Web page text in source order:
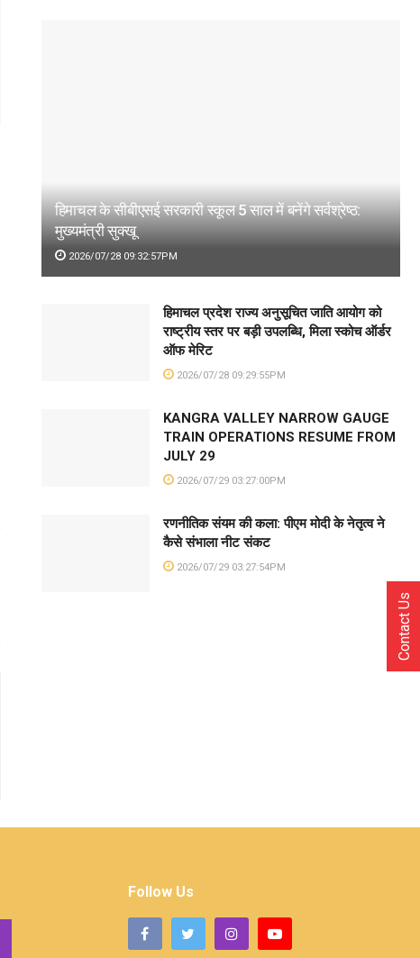
हिमाचल के सीबीएसई सरकारी स्कूल 5 साल में बनेंगे सर्वश्रेष्ठ:
मुख्यमंत्री सुक्खू
2026/07/28 09:32:57PM
हिमाचल प्रदेश राज्य अनुसूचित जाति आयोग को
राष्ट्रीय स्तर पर बड़ी उपलब्धि, मिला स्कोच ऑर्डर
ऑफ मेरिट
2026/07/28 09:29:55PM
KANGRA VALLEY NARROW GAUGE
TRAIN OPERATIONS RESUME FROM
JULY 29
2026/07/29 03:27:00PM
रणनीतिक संयम की कला: पीएम मोदी के नेतृत्व ने
कैसे संभाला नीट संकट
2026/07/29 03:27:54PM
Follow Us
Contact Us